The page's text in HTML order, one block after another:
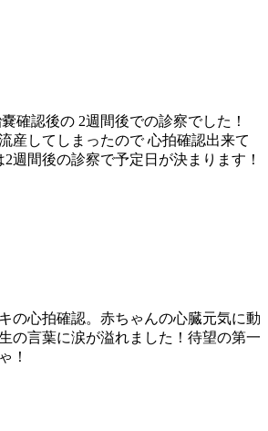
確認後の 2週間後での診察でした！
産してしまったので 心拍確認出来て
週間後の診察で予定日が決まります！
の心拍確認。赤ちゃんの心臓元気に動
の言葉に涙が溢れました！待望の第一
！